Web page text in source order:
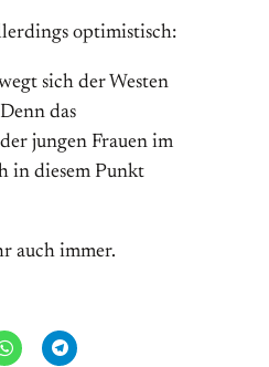
optimistisch:
sich der Westen
das
jungen Frauen im
in diesem Punkt
auch immer.